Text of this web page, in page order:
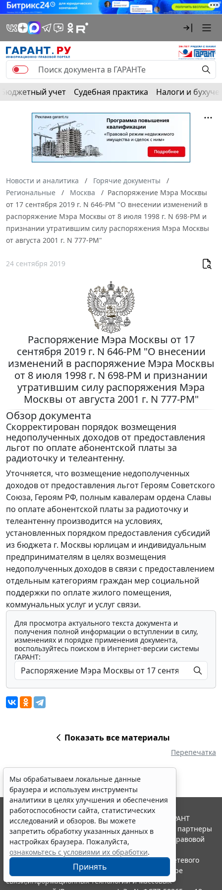
Бюджетный учет Судебная практика Налоги и
Новости и аналитика
Горячие документы
Региональные
Москва
Распоряжение Мэра Москвы
от 17 сентября 2019 г. N 646-РМ "О внесении изменений в
распоряжение Мэра Москвы от 8 июля 1998 г. N 698-РМ и
признании утратившим силу распоряжения Мэра Москвы
от августа 2001 г. N 777-РМ"
24 сентября 2019
Распоряжение Мэра Москвы от 17
сентября 2019 г. N 646-РМ "О внесении
изменений в распоряжение Мэра Москвы
от 8 июля 1998 г. N 698-РМ и признании
утратившим силу распоряжения Мэра
Москвы от августа 2001 г. N 777-РМ"
Обзор документа
Скорректирован порядок возмещения
недополученных доходов от предоставления
льгот по оплате абонентской платы за
радиоточку и телеантенну.
Уточняется, что возмещение недополученных
доходов от предоставления льгот Героям Советского
Союза, Героям РФ, полным кавалерам ордена Славы
по оплате абонентской платы за радиоточку и
телеантенну производится на условиях,
установленных порядком предоставления субсидий
из бюджета г. Москвы юрлицам и индивидуальным
предпринимателям в целях возмещения
недополученных доходов в связи с предоставлением
отдельным категориям граждан мер социальной
поддержки по оплате жилого помещения,
коммунальных услуг и услуг связи.
Для просмотра актуального текста документа и
получения полной информации о вступлении в силу,
изменениях и порядке применения документа,
воспользуйтесь поиском в Интернет-версии системы
ГАРАНТ:
Показать все материалы
Перепечатка
Мы обрабатываем локальные данные
браузера и используем инструменты
аналитики в целях улучшения и обеспечения
работоспособности сайта, статистических
исследований и обзоров. Вы можете
запретить обработку указанных данных в
настройках браузера. Пожалуйста,
ознакомьтесь с условиями их обработки.
Принять
© ООО "НПП "ГАРАНТ-СЕРВИС", 2026. Система ГАРАНТ
выпускается с 1990 года. Компания "Гарант" и ее партнеры
являются участниками Российской ассоциации правовой
информации ГАРАНТ.
Портал ГАРАНТ.РУ зарегистрирован в качестве сетевого
издания Федеральной службой по надзору в сфере
связи,информационных технологий и массовых